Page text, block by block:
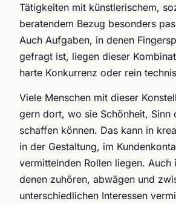
Tätigkeiten mit künstlerischem,
beratendem Bezug besonders
Auch Aufgaben, in denen
gefragt ist, liegen dieser
harte Konkurrenz oder rein
Viele Menschen mit dieser
gern dort, wo sie Schönheit, Sinn
schaffen können. Das kann in
in der Gestaltung, im
vermittelnden Rollen liegen. Auch
denen zuhören, abwägen und
unterschiedlichen Interessen